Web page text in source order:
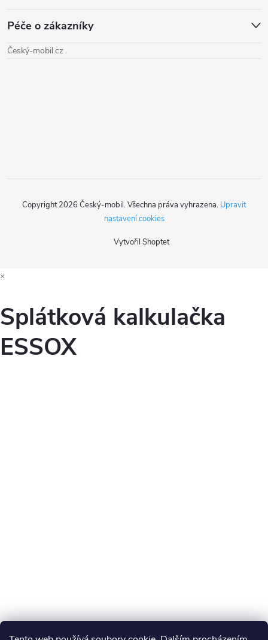
pPéče o zákazníky
Český-mobil.cz
Vytvořil Shoptet
Copyright 2026 Český-mobil. Všechna práva vyhrazena. Upravit
nastavení cookies
×
Splátková kalkulačka
ESSOX